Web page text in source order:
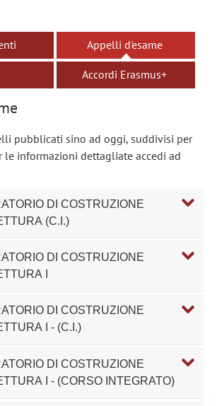
Appelli d'esame
Accordi Erasmus+
pubblicati sino ad oggi, suddivisi per
le informazioni dettagliate accedi ad
DI COSTRUZIONE
(C.I.)
DI COSTRUZIONE
I
DI COSTRUZIONE
I - (C.I.)
DI COSTRUZIONE
I - (CORSO INTEGRATO)